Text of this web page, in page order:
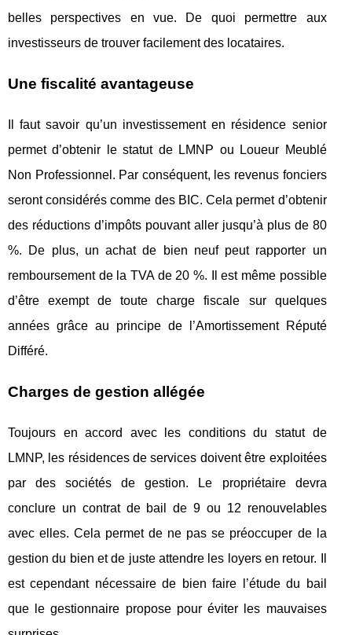
belles perspectives en vue. De quoi permettre aux
investisseurs de trouver facilement des locataires.
Une fiscalité avantageuse
Il faut savoir qu’un investissement en résidence senior
permet d’obtenir le statut de LMNP ou Loueur Meublé
Non Professionnel. Par conséquent, les revenus fonciers
seront considérés comme des BIC. Cela permet d’obtenir
des réductions d’impôts pouvant aller jusqu’à plus de 80
%. De plus, un achat de bien neuf peut rapporter un
remboursement de la TVA de 20 %. Il est même possible
d’être exempt de toute charge fiscale sur quelques
années grâce au principe de l’Amortissement Réputé
Différé.
Charges de gestion allégée
Toujours en accord avec les conditions du statut de
LMNP, les résidences de services doivent être exploitées
par des sociétés de gestion. Le propriétaire devra
conclure un contrat de bail de 9 ou 12 renouvelables
avec elles. Cela permet de ne pas se préoccuper de la
gestion du bien et de juste attendre les loyers en retour. Il
est cependant nécessaire de bien faire l’étude du bail
que le gestionnaire propose pour éviter les mauvaises